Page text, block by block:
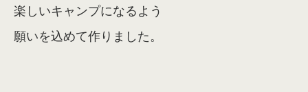
楽しいキャンプになるよう
願いを込めて作りました。